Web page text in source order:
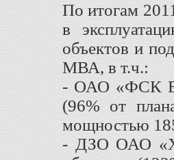
По итогам
в
объектов и
МВА, в т.ч.:
- ОАО «ФСК
(96% от
мощностью
- ДЗО ОАО